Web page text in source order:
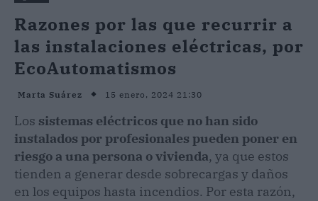
Razones por las que recurrir a
las instalaciones eléctricas, por
EcoAutomatismos
Marta Suárez 15 enero, 2024 21:30
Los sistemas eléctricos que no han sido
instalados por profesionales pueden poner en
riesgo a una persona o vivienda, ya que estos
tienden a generar desde sobrecargas y daños
en los equipos hasta incendios. Por esta razón,